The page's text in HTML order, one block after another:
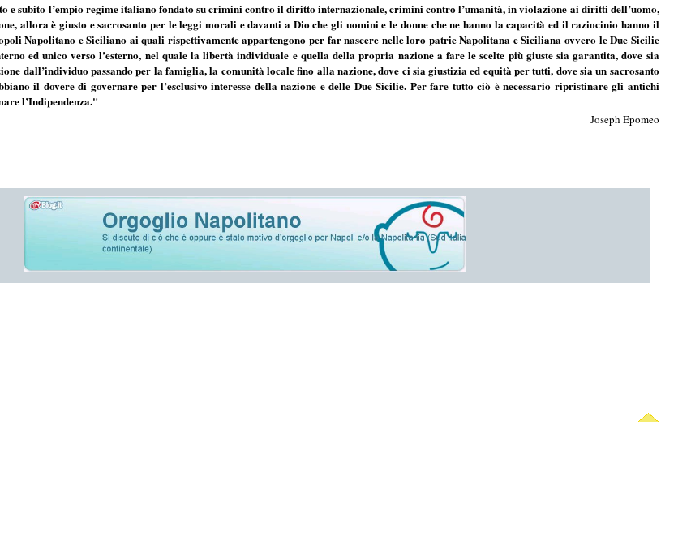
e subito l’empio regime italiano fondato su crimini contro il diritto internazionale, crimini contro l’umanità, in violazione ai diritti dell’uomo,
allora è giusto e sacrosanto per le leggi morali e davanti a Dio che gli uomini e le donne che ne hanno la capacità ed il raziocinio hanno il
Napolitano e Siciliano ai quali rispettivamente appartengono per far nascere nelle loro patrie Napolitana e Siciliana ovvero le Due Sicilie
ed unico verso l’esterno, nel quale la libertà individuale e quella della propria nazione a fare le scelte più giuste sia garantita, dove sia
dall’individuo passando per la famiglia, la comunità locale fino alla nazione, dove ci sia giustizia ed equità per tutti, dove sia un sacrosanto
il dovere di governare per l’esclusivo interesse della nazione e delle Due Sicilie. Per fare tutto ciò è necessario ripristinare gli antichi
l’Indipendenza."
Joseph Epomeo